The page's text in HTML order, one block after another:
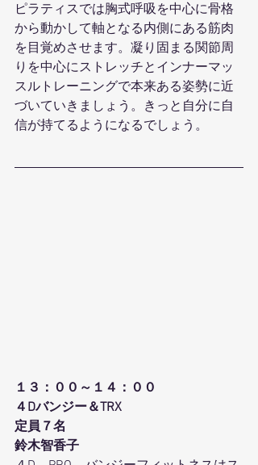
ピラティスでは胸式呼吸を中心に骨格
から動かして軸となる内側にある筋肉
を目覚めさせます。凝り固まる関節周
りを中心にストレッチとインナーマッ
スルトレーニングで本来ある姿勢に近
づいていきましょう。きっと自分に自
信が持てるようになるでしょう。
１３：００～１４：００
４Dバンジー＆TRX
定員７名
鈴木智香子